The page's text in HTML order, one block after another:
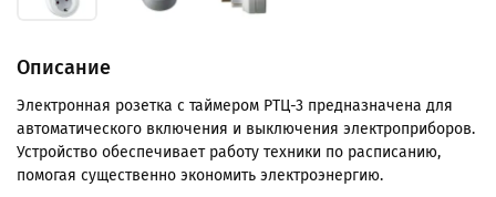
Описание
Электронная розетка с таймером РТЦ-3 предназначена для
автоматического включения и выключения электроприборов.
Устройство обеспечивает работу техники по расписанию,
помогая существенно экономить электроэнергию.